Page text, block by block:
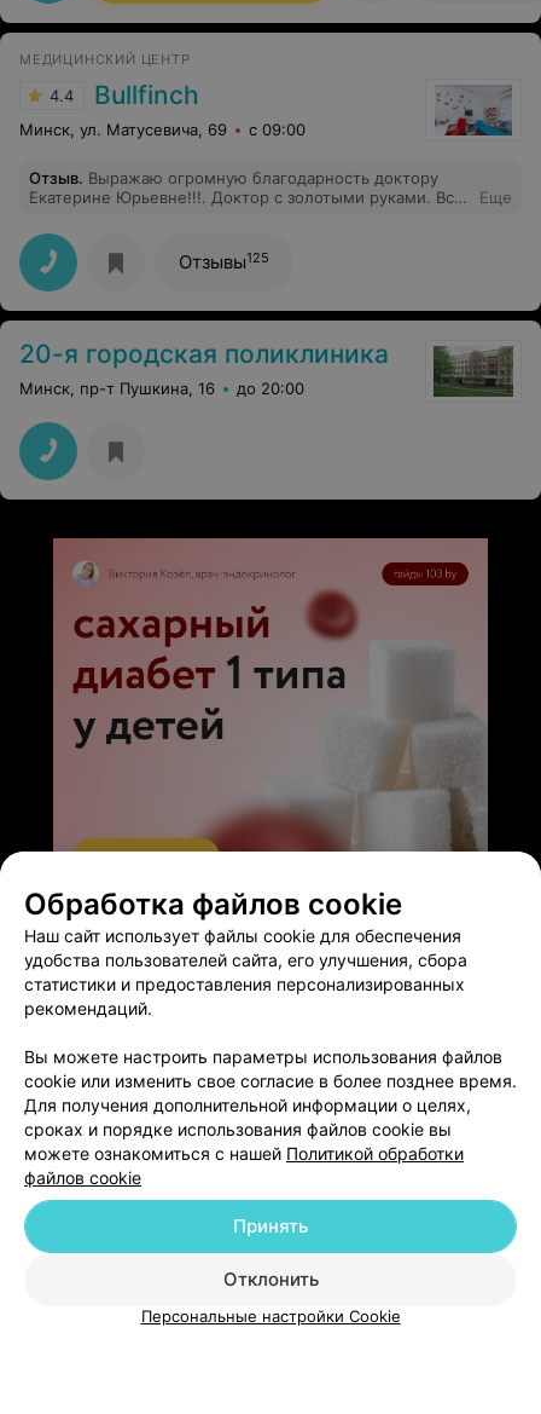
МЕДИЦИНСКИЙ ЦЕНТР
4.4 Bullfinch
Минск, ул. Матусевича, 69 с 09:00
Отзыв. Выражаю огромную благодарность доктору
Екатерине Юрьевне!!!. Доктор с золотыми руками. Всё
единственный доктор, у которого мой малыш совсем
не боялся лечить зубки. Единственный минус, надеюсь
он скоро будет исправлен, это НЕВОЗМОЖНОСТЬ
рассчитаться за услуги карточкой. Принимают только
наличные деньги, что в наше время уже практически
наличными брать на приём, приходиться бегать в
поисках обменника... Удачи в развитии этому центру. С
уважением.
Еще
Отзывы125
20-я городская поликлиника
Минск, пр-т Пушкина, 16 до 20:00
ЭФФЕКТИВНАЯ РЕКЛАМА НА САЙТЕ
Добавить компанию
Добавить специалиста
Новости проекта
Размещение рекламы
Медицинский маркетинг
Публичный договор
Обработка файлов cookie
Наш сайт использует файлы cookie для обеспечения
удобства пользователей сайта, его улучшения, сбора
статистики и предоставления персонализированных
рекомендаций.
Вы можете настроить параметры использования файлов
cookie или изменить свое согласие в более позднее время.
Для получения дополнительной информации о целях,
сроках и порядке использования файлов cookie вы
можете ознакомиться с нашей Политикой обработки
файлов cookie
Отклонить
Принять
Персональные настройки Cookie